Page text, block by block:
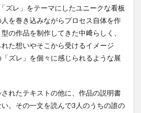
ズレ」をテーマにしたユニークな看板
を巻き込みながらプロセス自体を作
の作品を制作してきた中﨑らしく、
た想いやそこから受けるイメージ
ズレ」を個々に感じられるような展
れたテキストの他に、作品の説明書
。その一文を読んで3人のうちの誰の